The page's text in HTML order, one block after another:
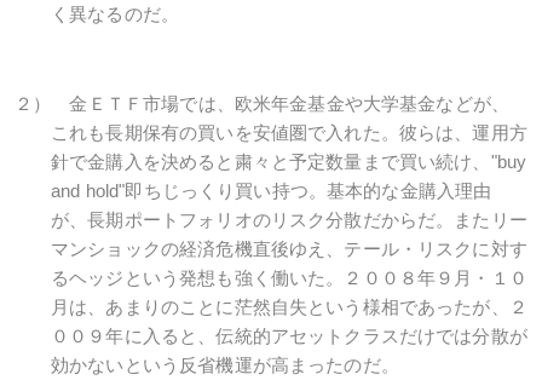
く異なるのだ。
２） 金ＥＴＦ市場では、欧米年金基金や大学基金などが、
これも長期保有の買いを安値圏で入れた。彼らは、運用方
針で金購入を決めると粛々と予定数量まで買い続け、"buy
and hold"即ちじっくり買い持つ。基本的な金購入理由
が、長期ポートフォリオのリスク分散だからだ。またリー
マンショックの経済危機直後ゆえ、テール・リスクに対す
るヘッジという発想も強く働いた。２００８年９月・１０
月は、あまりのことに茫然自失という様相であったが、２
００９年に入ると、伝統的アセットクラスだけでは分散が
効かないという反省機運が高まったのだ。